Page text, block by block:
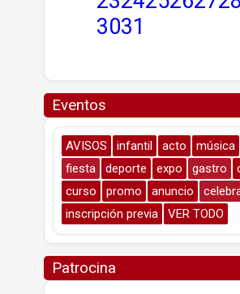
3031
Eventos
AVISOS infantil acto música
fiesta
deporte expo gastro
curso
promo anuncio
inscripción previa
VER TODO
Patrocina